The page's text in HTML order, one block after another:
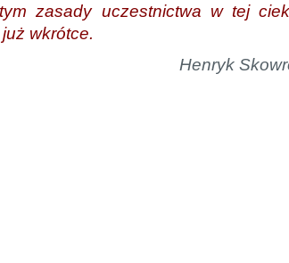
zasady uczestnictwa w tej
wkrótce.
Henryk